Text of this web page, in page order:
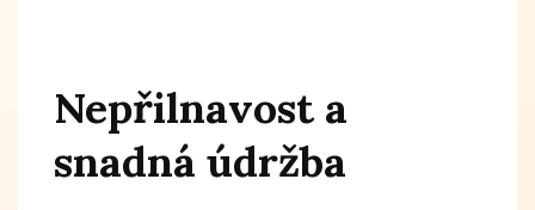
Nepřilnavost a
snadná údržba